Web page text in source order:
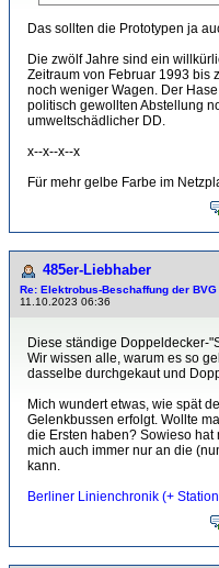
Das sollten die Prototypen ja
Die zwölf Jahre sind ein
Zeitraum von Februar 1993 bis
noch weniger Wagen. Der
politisch gewollten Abstellung
umweltschädlicher DD.
x--x--x--x
Für mehr gelbe Farbe im
485er-Liebhaber
Re: Elektrobus-Beschaffung der
11.10.2023 06:36
Diese ständige Doppeldecker-
Wir wissen alle, warum es so
dasselbe durchgekaut und
Mich wundert etwas, wie spät
Gelenkbussen erfolgt. Wollte
die Ersten haben? Sowieso hat
mich auch immer nur an die
kann.
Berliner Linienchronik (+